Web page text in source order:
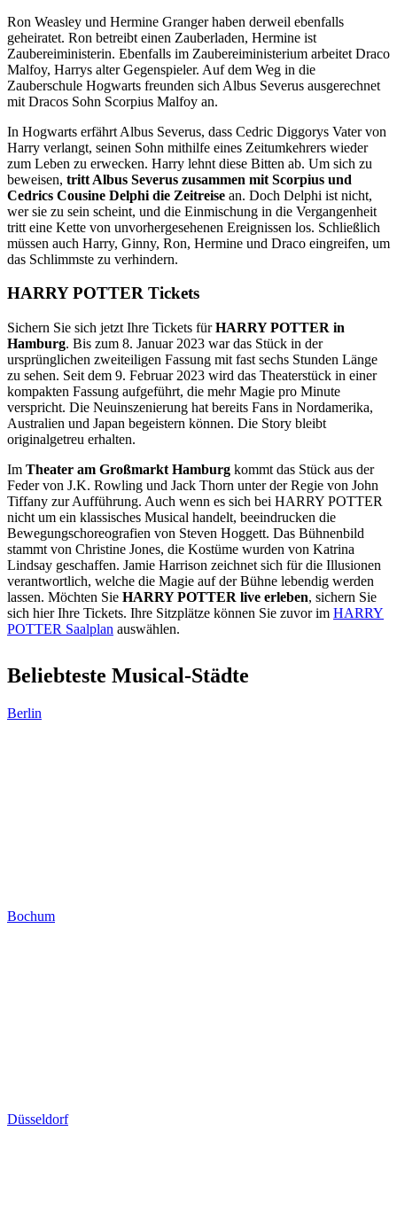
Ron Weasley und Hermine Granger haben derweil ebenfalls
geheiratet. Ron betreibt einen Zauberladen, Hermine ist
Zaubereiministerin. Ebenfalls im Zaubereiministerium arbeitet Draco
Malfoy, Harrys alter Gegenspieler. Auf dem Weg in die
Zauberschule Hogwarts freunden sich Albus Severus ausgerechnet
mit Dracos Sohn Scorpius Malfoy an.
In Hogwarts erfährt Albus Severus, dass Cedric Diggorys Vater von
Harry verlangt, seinen Sohn mithilfe eines Zeitumkehrers wieder
zum Leben zu erwecken. Harry lehnt diese Bitten ab. Um sich zu
beweisen, tritt Albus Severus zusammen mit Scorpius und
Cedrics Cousine Delphi die Zeitreise an. Doch Delphi ist nicht,
wer sie zu sein scheint, und die Einmischung in die Vergangenheit
tritt eine Kette von unvorhergesehenen Ereignissen los. Schließlich
müssen auch Harry, Ginny, Ron, Hermine und Draco eingreifen, um
das Schlimmste zu verhindern.
HARRY POTTER Tickets
Sichern Sie sich jetzt Ihre Tickets fürHARRY POTTER in
Hamburg. Bis zum 8. Januar 2023 war das Stück in der
ursprünglichen zweiteiligen Fassung mit fast sechs Stunden Länge
zu sehen. Seit dem 9. Februar 2023 wird das Theaterstück in einer
kompakten Fassung aufgeführt, die mehr Magie pro Minute
verspricht. Die Neuinszenierung hat bereits Fans in Nordamerika,
Australien und Japan begeistern können. Die Story bleibt
originalgetreu erhalten.
Im Theater am Großmarkt Hamburg kommt das Stück aus der
Feder von J.K. Rowling und Jack Thorn unter der Regie von John
Tiffany zur Aufführung. Auch wenn es sich bei HARRY POTTER
nicht um ein klassisches Musical handelt, beeindrucken die
Bewegungschoreografien von Steven Hoggett. Das Bühnenbild
stammt von Christine Jones, die Kostüme wurden von Katrina
Lindsay geschaffen. Jamie Harrison zeichnet sich für die Illusionen
verantwortlich, welche die Magie auf der Bühne lebendig werden
lassen. Möchten Sie HARRY POTTER live erleben, sichern Sie
sich hier Ihre Tickets. Ihre Sitzplätze können Sie zuvor im HARRY
POTTER Saalplan auswählen.
Beliebteste Musical-Städte
Berlin
Bochum
Düsseldorf